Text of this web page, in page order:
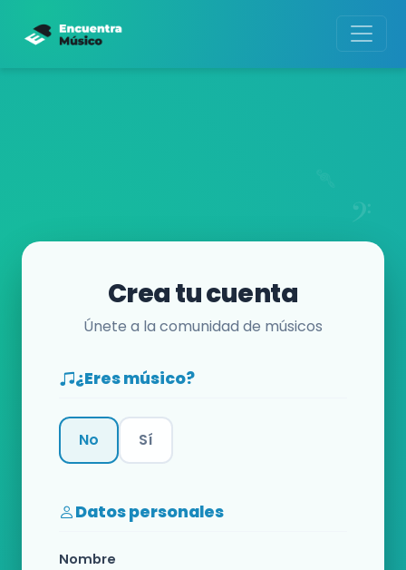
Crea tu cuenta
Únete a la comunidad de músicos
¿Eres músico?
No Sí
Datos personales
Nombre